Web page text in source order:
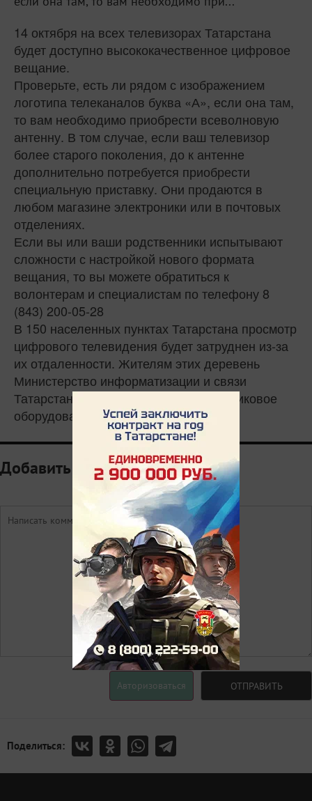
14 октября на всех телевизорах Татарстана
будет доступно высококачественное цифровое
вещание.
Проверьте, есть ли рядом с изображением
логотипа телеканалов буква «А», если она там,
то вам необходимо приобрести всеволновую
антенну. В том случае, если ваш телевизор
более старого поколения, до к антенне
дополнительно потребуется приобрести
специальную приставку. Они продаются в
любом магазине электроники или в почтовых
отделениях.
Если вы или ваши родственники испытывают
сложности с настройкой нового формата
вещания, то вы можете обратиться к
волонтерам и специалистам по телефону 8
(843) 200-05-28
В 150 населенных пунктах Татарстана просмотр
цифрового телевидения будет затруднен из-за
их отдаленности. Жителям этих деревень
Министерство информатизации и связи
Татарстана поможет установить спутниковое
оборудование.
Добавить комментарий
Авторизоваться ОТПРАВИТЬ
Поделиться: